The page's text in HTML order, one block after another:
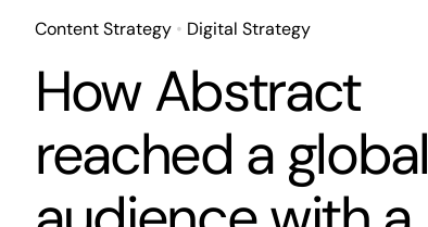
Content Strategy• Digital Strategy
How Abstract
reached a global